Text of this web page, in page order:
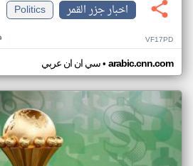
اخبار جزر القمر
Politics
VF17PD
سي ان ان عربي• arabic.cnn.com